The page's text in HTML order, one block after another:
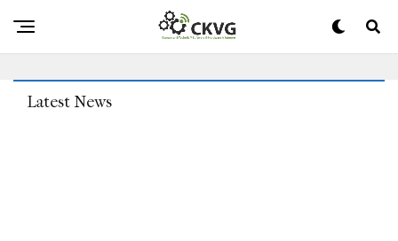
Games Workshop Hat Zwei Unangekündigte Warhammer-
Spiele Im Aufbau
Latest News